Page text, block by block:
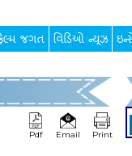
જગત વિડિઓ ન્યૂઝ
Pdf Email Print